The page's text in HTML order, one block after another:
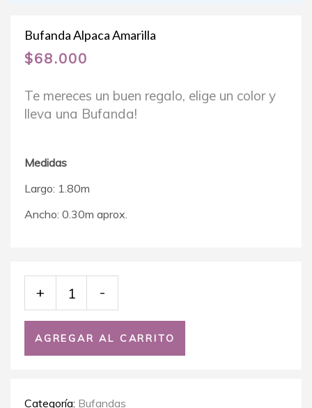
Bufanda Alpaca Amarilla
$68.000
Te mereces un buen regalo, elige un color y
lleva una Bufanda!
Medidas
Largo: 1.80m
Ancho: 0.30m aprox.
+ -
AGREGAR AL CARRITO
Categoría: Bufandas